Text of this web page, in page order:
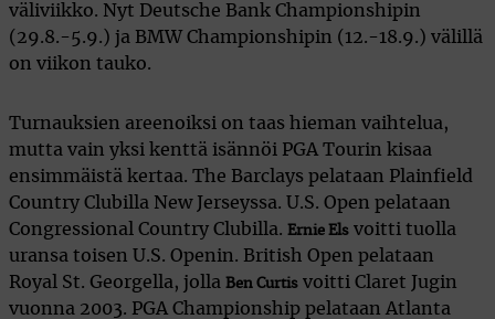
väliviikko. Nyt Deutsche Bank Championshipin
(29.8.-5.9.) ja BMW Championshipin (12.-18.9.) välillä
on viikon tauko.
Turnauksien areenoiksi on taas hieman vaihtelua,
mutta vain yksi kenttä isännöi PGA Tourin kisaa
ensimmäistä kertaa. The Barclays pelataan Plainfield
Country Clubilla New Jerseyssa. U.S. Open pelataan
Congressional Country Clubilla. Ernie Els voitti tuolla
uransa toisen U.S. Openin. British Open pelataan
Royal St. Georgella, jolla Ben Curtis voitti Claret Jugin
vuonna 2003. PGA Championship pelataan Atlanta